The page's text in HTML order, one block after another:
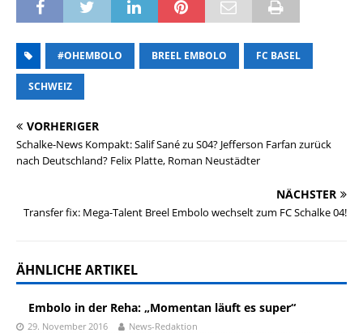
‪#‎OHEMBOLO‬ BREEL EMBOLO FC BASEL
SCHWEIZ
VORHERIGER
Schalke-News Kompakt: Salif Sané zu S04? Jefferson Farfan zurück
nach Deutschland? Felix Platte, Roman Neustädter
NÄCHSTER
Transfer fix: Mega-Talent Breel Embolo wechselt zum FC Schalke 04!
ÄHNLICHE ARTIKEL
Embolo in der Reha: „Momentan läuft es super“
29. November 2016 News-Redaktion